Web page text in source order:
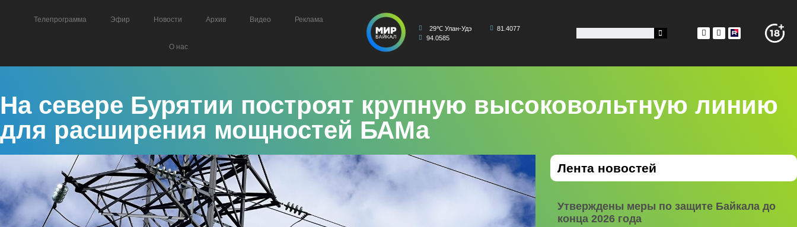
Телепрограмма Эфир Новости Архив Видео Реклама
О нас
29℃ Улан-Удэ
81.4077
94.0585
На севере Бурятии построят крупную высоковольтную линию
для расширения мощностей БАМа
Лента новостей
Утверждены меры по защите Байкала до
конца 2026 года